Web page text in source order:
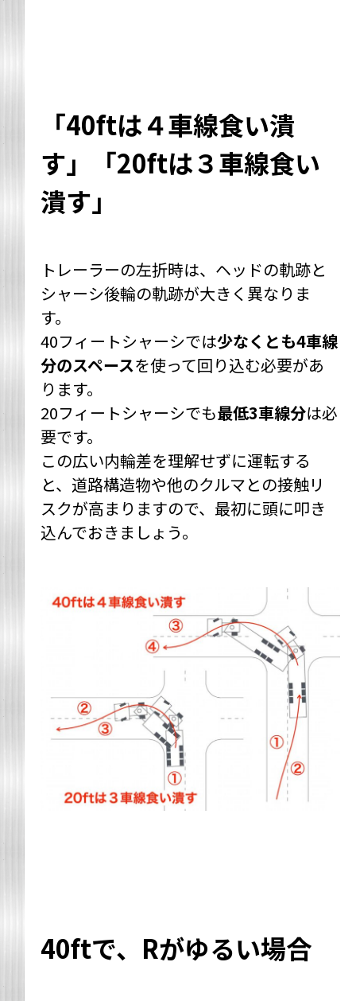
「40ftは４車線食い潰
す」「20ftは３車線食い
潰す」
トレーラーの左折時は、ヘッドの軌跡と
シャーシ後輪の軌跡が大きく異なりま
す。
40フィートシャーシでは少なくとも4車線
分のスペースを使って回り込む必要があ
ります。
20フィートシャーシでも最低3車線分は必
要です。
この広い内輪差を理解せずに運転する
と、道路構造物や他のクルマとの接触リ
スクが高まりますので、最初に頭に叩き
込んでおきましょう。
40ftで、Rがゆるい場合